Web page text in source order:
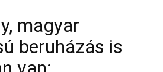
magyar
beruházás is